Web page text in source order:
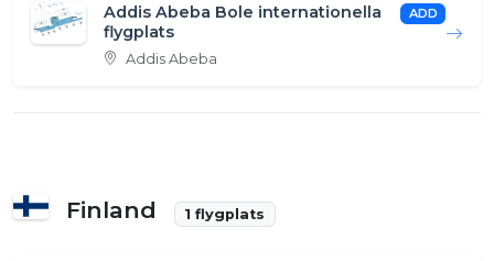
Addis Abeba Bole internationella
flygplats
ADD
Addis Abeba
Finland 1 flygplats